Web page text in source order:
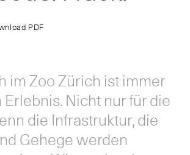
PDF
im Zoo Zürich ist immer
Nicht nur für die
die Infrastruktur, die
Gehege werden